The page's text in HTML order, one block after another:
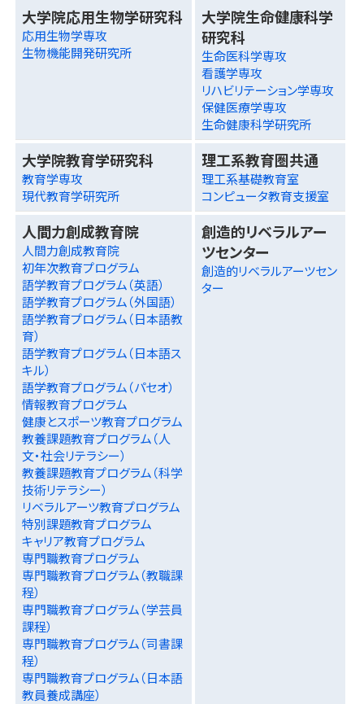
大学院応用生物学研究科
応用生物学専攻
生物機能開発研究所
大学院生命健康科学
研究科
生命医科学専攻
看護学専攻
リハビリテーション学専攻
保健医療学専攻
生命健康科学研究所
大学院教育学研究科
教育学専攻
現代教育学研究所
理工系教育圏共通
理工系基礎教育室
コンピュータ教育支援室
人間力創成教育院
人間力創成教育院
初年次教育プログラム
語学教育プログラム（英語）
語学教育プログラム（外国語）
語学教育プログラム（日本語教
育）
語学教育プログラム（日本語ス
キル）
語学教育プログラム（パセオ）
情報教育プログラム
健康とスポーツ教育プログラム
教養課題教育プログラム（人
文・社会リテラシー）
教養課題教育プログラム（科学
技術リテラシー）
リベラルアーツ教育プログラム
特別課題教育プログラム
キャリア教育プログラム
専門職教育プログラム
専門職教育プログラム（教職課
程）
専門職教育プログラム（学芸員
課程）
専門職教育プログラム（司書課
程）
専門職教育プログラム（日本語
教員養成講座）
創造的リベラルアー
ツセンター
創造的リベラルアーツセン
ター